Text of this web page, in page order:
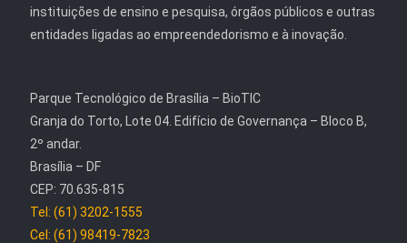
instituições de ensino e pesquisa, órgãos públicos e outras
entidades ligadas ao empreendedorismo e à inovação.
Parque Tecnológico de Brasília – BioTIC
Granja do Torto, Lote 04. Edifício de Governança – Bloco B,
2º andar.
Brasília – DF
CEP: 70.635-815
Tel: (61) 3202-1555
Cel: (61) 98419-7823